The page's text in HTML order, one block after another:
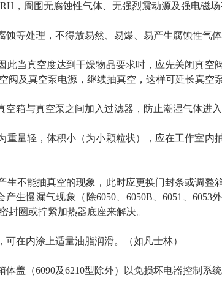
，周围无腐蚀性气体、无强烈震动源及强电磁场
等处理，不得放易然、易爆、易产生腐蚀性气体
当真空度达到干燥物品要求时，应先关闭真空
阀及真空泵电源，继续抽真空，这样可延长真空
与真空泵之间加入过滤器，防止潮湿气体进入
量轻，体积小（为小颗粒状），应在工作室内
不能抽真空的现象，此时应更换门封条或调整
生慢漏气现象（除6050、6050B、6051、6053
封圈或拧紧加热器底座来解决。
在内涂上适量油脂润滑。（如凡士林）
（6090及6210型除外）以免损坏电器控制系统